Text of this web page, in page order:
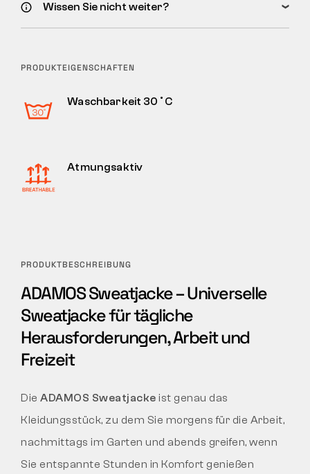
Wissen Sie nicht weiter?
PRODUKTEIGENSCHAFTEN
Waschbarkeit 30˚C
Atmungsaktiv
PRODUKTBESCHREIBUNG
ADAMOS Sweatjacke – Universelle
Sweatjacke für tägliche
Herausforderungen, Arbeit und
Freizeit
Die ADAMOS Sweatjacke ist genau das
Kleidungsstück, zu dem Sie morgens für die Arbeit,
nachmittags im Garten und abends greifen, wenn
Sie entspannte Stunden in Komfort genießen